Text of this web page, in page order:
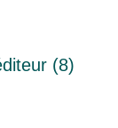
(8)